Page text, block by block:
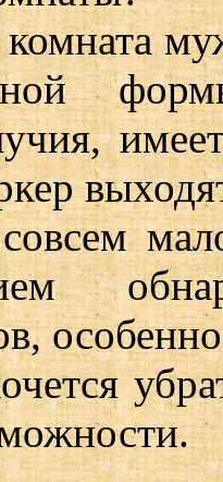
комната